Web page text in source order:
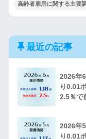
高齢者雇用に関する主要
最近の記事
2026年
り0.01
2.5％で
2026年
り0.01